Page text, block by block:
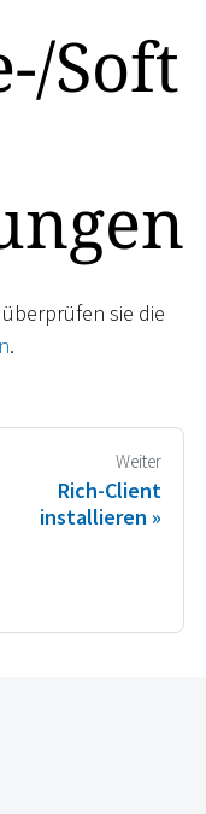
Soft
sie die
.
Weiter
Rich-Client
installieren